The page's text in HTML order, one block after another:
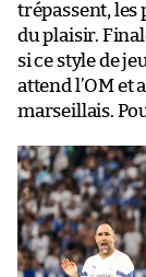
trépassent, les
du plaisir.
si ce style de
attend l’OM et
marseillais.